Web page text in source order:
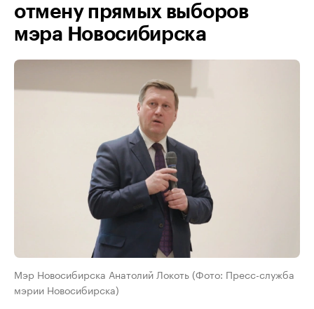
отмену прямых выборов
мэра Новосибирска
Мэр Новосибирска Анатолий Локоть (Фото: Пресс-служба
мэрии Новосибирска)